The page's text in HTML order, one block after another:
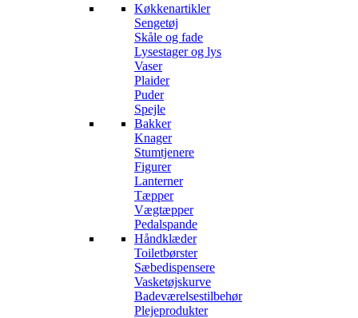
Køkkenartikler
Sengetøj
Skåle og fade
Lysestager og lys
Vaser
Plaider
Puder
Spejle
Bakker
Knager
Stumtjenere
Figurer
Lanterner
Tæpper
Vægtæpper
Pedalspande
Håndklæder
Toiletbørster
Sæbedispensere
Vasketøjskurve
Badeværelsestilbehør
Plejeprodukter